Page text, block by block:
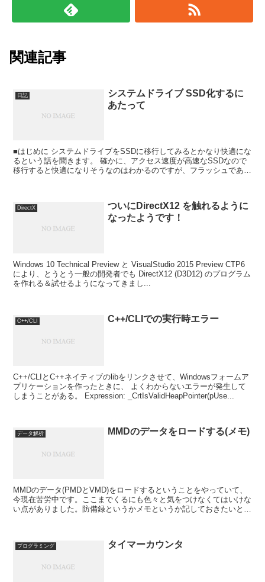
関連記事
日記
システムドライブ SSD化するに
あたって
■はじめに システムドライブをSSDに移行してみるとかなり快適にな
るという話を聞きます。 確かに、アクセス速度が高速なSSDなので
移行すると快適になりそうなのはわかるのですが、フラッシュである
DirectX
ついにDirectX12 を触れるように
なったようです！
Windows 10 Technical Preview と VisualStudio 2015 Preview CTP6
により、とうとう一般の開発者でも DirectX12 (D3D12) のプログラム
を作れる＆試せるようになってきまし...
C++/CLI C++/CLIでの実行時エラー
C++/CLIとC++ネイティブのlibをリンクさせて、Windowsフォームア
プリケーションを作ったときに、 よくわからないエラーが発生して
しまうことがある。 Expression: _CrtIsValidHeapPointer(pUse...
データ解析 MMDのデータをロードする(メモ)
MMDのデータ(PMDとVMD)をロードするということをやっていて、
今現在苦労中です。ここまでくるにも色々と気をつけなくてはいけな
い点がありました。防備録というかメモというか記しておきたいと思
プログラミング タイマーカウンタ